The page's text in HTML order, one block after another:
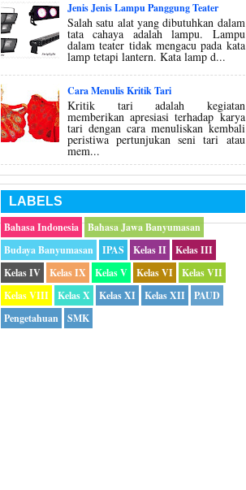
Jenis Jenis Lampu Panggung Teater
Salah satu alat yang dibutuhkan dalam
tata cahaya adalah lampu. Lampu
dalam teater tidak mengacu pada kata
lamp tetapi lantern. Kata lamp d...
Cara Menulis Kritik Tari
Kritik tari adalah kegiatan
memberikan apresiasi terhadap karya
tari dengan cara menuliskan kembali
peristiwa pertunjukan seni tari atau
mem...
LABELS
Bahasa Indonesia
Bahasa Jawa Banyumasan
Budaya Banyumasan
IPAS Kelas II
Kelas III
Kelas IV
Kelas IX Kelas V Kelas VI
Kelas VII
Kelas VIII
Kelas X Kelas XI Kelas XII
PAUD
Pengetahuan
SMK